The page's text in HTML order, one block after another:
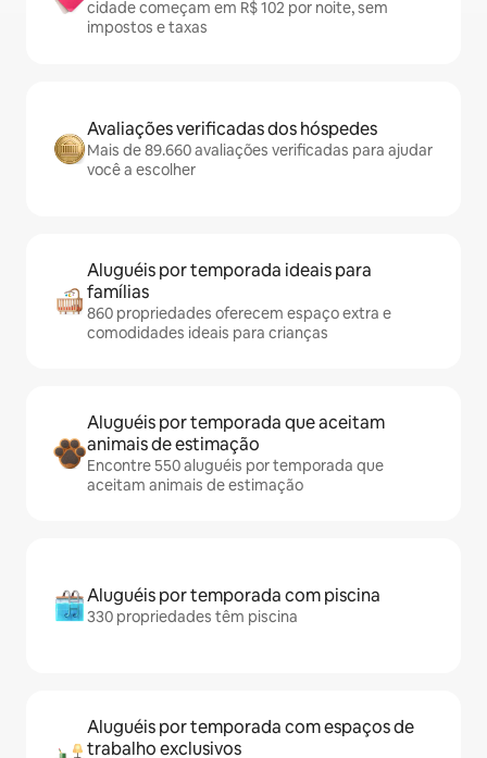
cidade começam em R$ 102 por noite, sem
impostos e taxas
Avaliações verificadas dos hóspedes
Mais de 89.660 avaliações verificadas para ajudar
você a escolher
Aluguéis por temporada ideais para
famílias
860 propriedades oferecem espaço extra e
comodidades ideais para crianças
Aluguéis por temporada que aceitam
animais de estimação
Encontre 550 aluguéis por temporada que
aceitam animais de estimação
Aluguéis por temporada com piscina
330 propriedades têm piscina
Aluguéis por temporada com espaços de
trabalho exclusivos